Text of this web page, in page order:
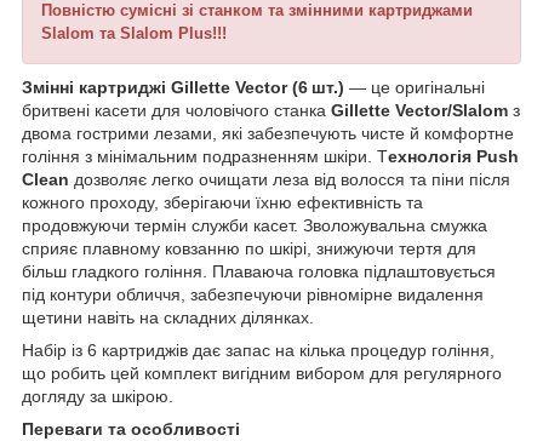
Повністю сумісні зі станком та змінними картриджами
Slalom та Slalom Plus!!!
Змінні картриджі Gillette Vector (6 шт.) — це оригінальні
бритвені касети для чоловічого станка Gillette Vector/Slalom з
двома гострими лезами, які забезпечують чисте й комфортне
гоління з мінімальним подразненням шкіри. Технологія Push
Clean дозволяє легко очищати леза від волосся та піни після
кожного проходу, зберігаючи їхню ефективність та
продовжуючи термін служби касет. Зволожувальна смужка
сприяє плавному ковзанню по шкірі, знижуючи тертя для
більш гладкого гоління. Плаваюча головка підлаштовується
під контури обличчя, забезпечуючи рівномірне видалення
щетини навіть на складних ділянках.
Набір із 6 картриджів дає запас на кілька процедур гоління,
що робить цей комплект вигідним вибором для регулярного
догляду за шкірою.
Переваги та особливості